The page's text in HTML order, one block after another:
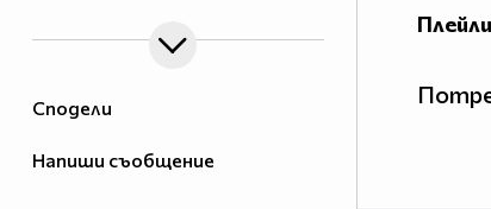
Сподели
Напиши съобщение